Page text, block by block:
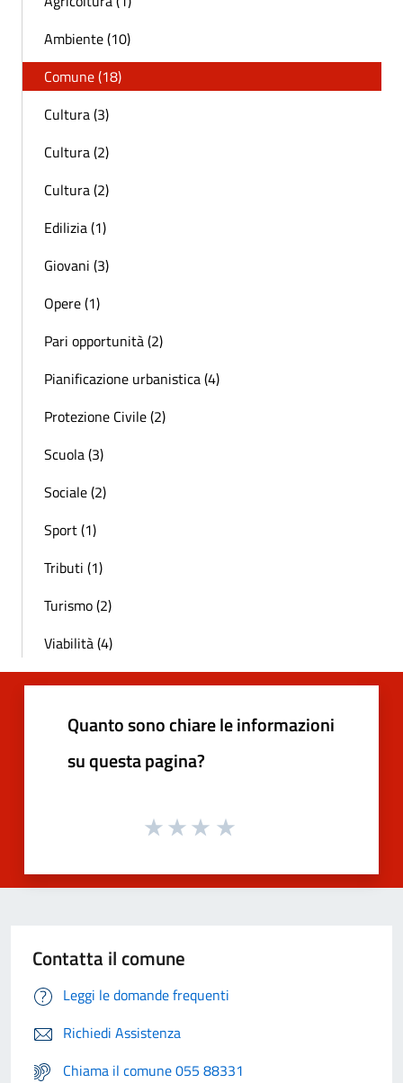
Ambiente (10)
Comune (18)
Cultura (3)
Cultura (2)
Cultura (2)
Edilizia (1)
Giovani (3)
Opere (1)
Pari opportunità (2)
Pianificazione urbanistica (4)
Protezione Civile (2)
Scuola (3)
Sociale (2)
Sport (1)
Tributi (1)
Turismo (2)
Viabilità (4)
Quanto sono chiare le informazioni
su questa pagina?
Contatta il comune
Leggi le domande frequenti
Richiedi Assistenza
Chiama il comune 055 88331